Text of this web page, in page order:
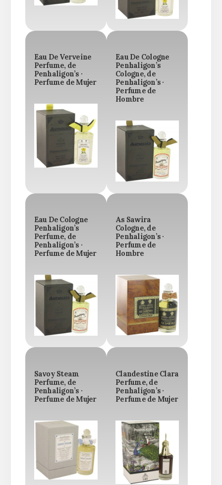
Eau De Verveine
Perfume, de
Penhaligon’s ·
Perfume de Mujer
Eau De Cologne
Penhaligon’s
Cologne, de
Penhaligon’s ·
Perfume de
Hombre
Eau De Cologne
Penhaligon’s
Perfume, de
Penhaligon’s ·
Perfume de Mujer
As Sawira
Cologne, de
Penhaligon’s ·
Perfume de
Hombre
Savoy Steam
Perfume, de
Penhaligon’s ·
Perfume de Mujer
Clandestine Clara
Perfume, de
Penhaligon’s ·
Perfume de Mujer